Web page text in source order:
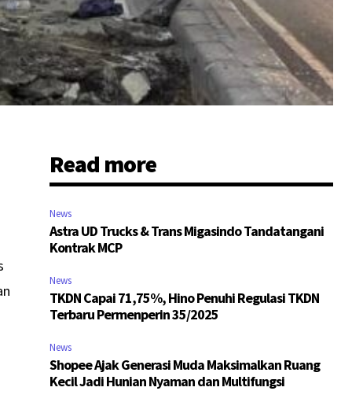
Read more
News
Astra UD Trucks & Trans Migasindo Tandatangani
Kontrak MCP
News
TKDN Capai 71,75%, Hino Penuhi Regulasi TKDN
Terbaru Permenperin 35/2025
News
Shopee Ajak Generasi Muda Maksimalkan Ruang
Kecil Jadi Hunian Nyaman dan Multifungsi